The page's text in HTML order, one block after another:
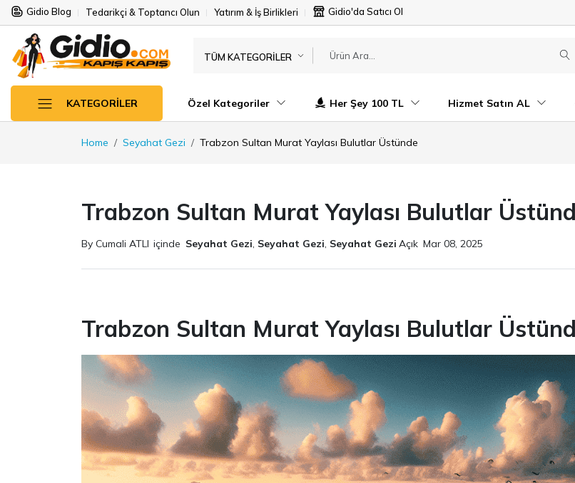
Gidio Blog Tedarikçi & Toptancı Olun Yatırım & İş Birlikleri Gidio'da Satıcı Ol
TÜM KATEGORILER
KATEGORILER Özel Kategoriler Her Şey 100 TL Hizmet Satın AL
Home Seyahat Gezi Trabzon Sultan Murat Yaylası Bulutlar Üstünde
Trabzon Sultan Murat Yaylası Bulutlar
By Cumali ATLI içinde Seyahat Gezi Seyahat Gezi Seyahat Gezi Açık Mar 08, 2025
Trabzon Sultan Murat Yaylası Bulutlar